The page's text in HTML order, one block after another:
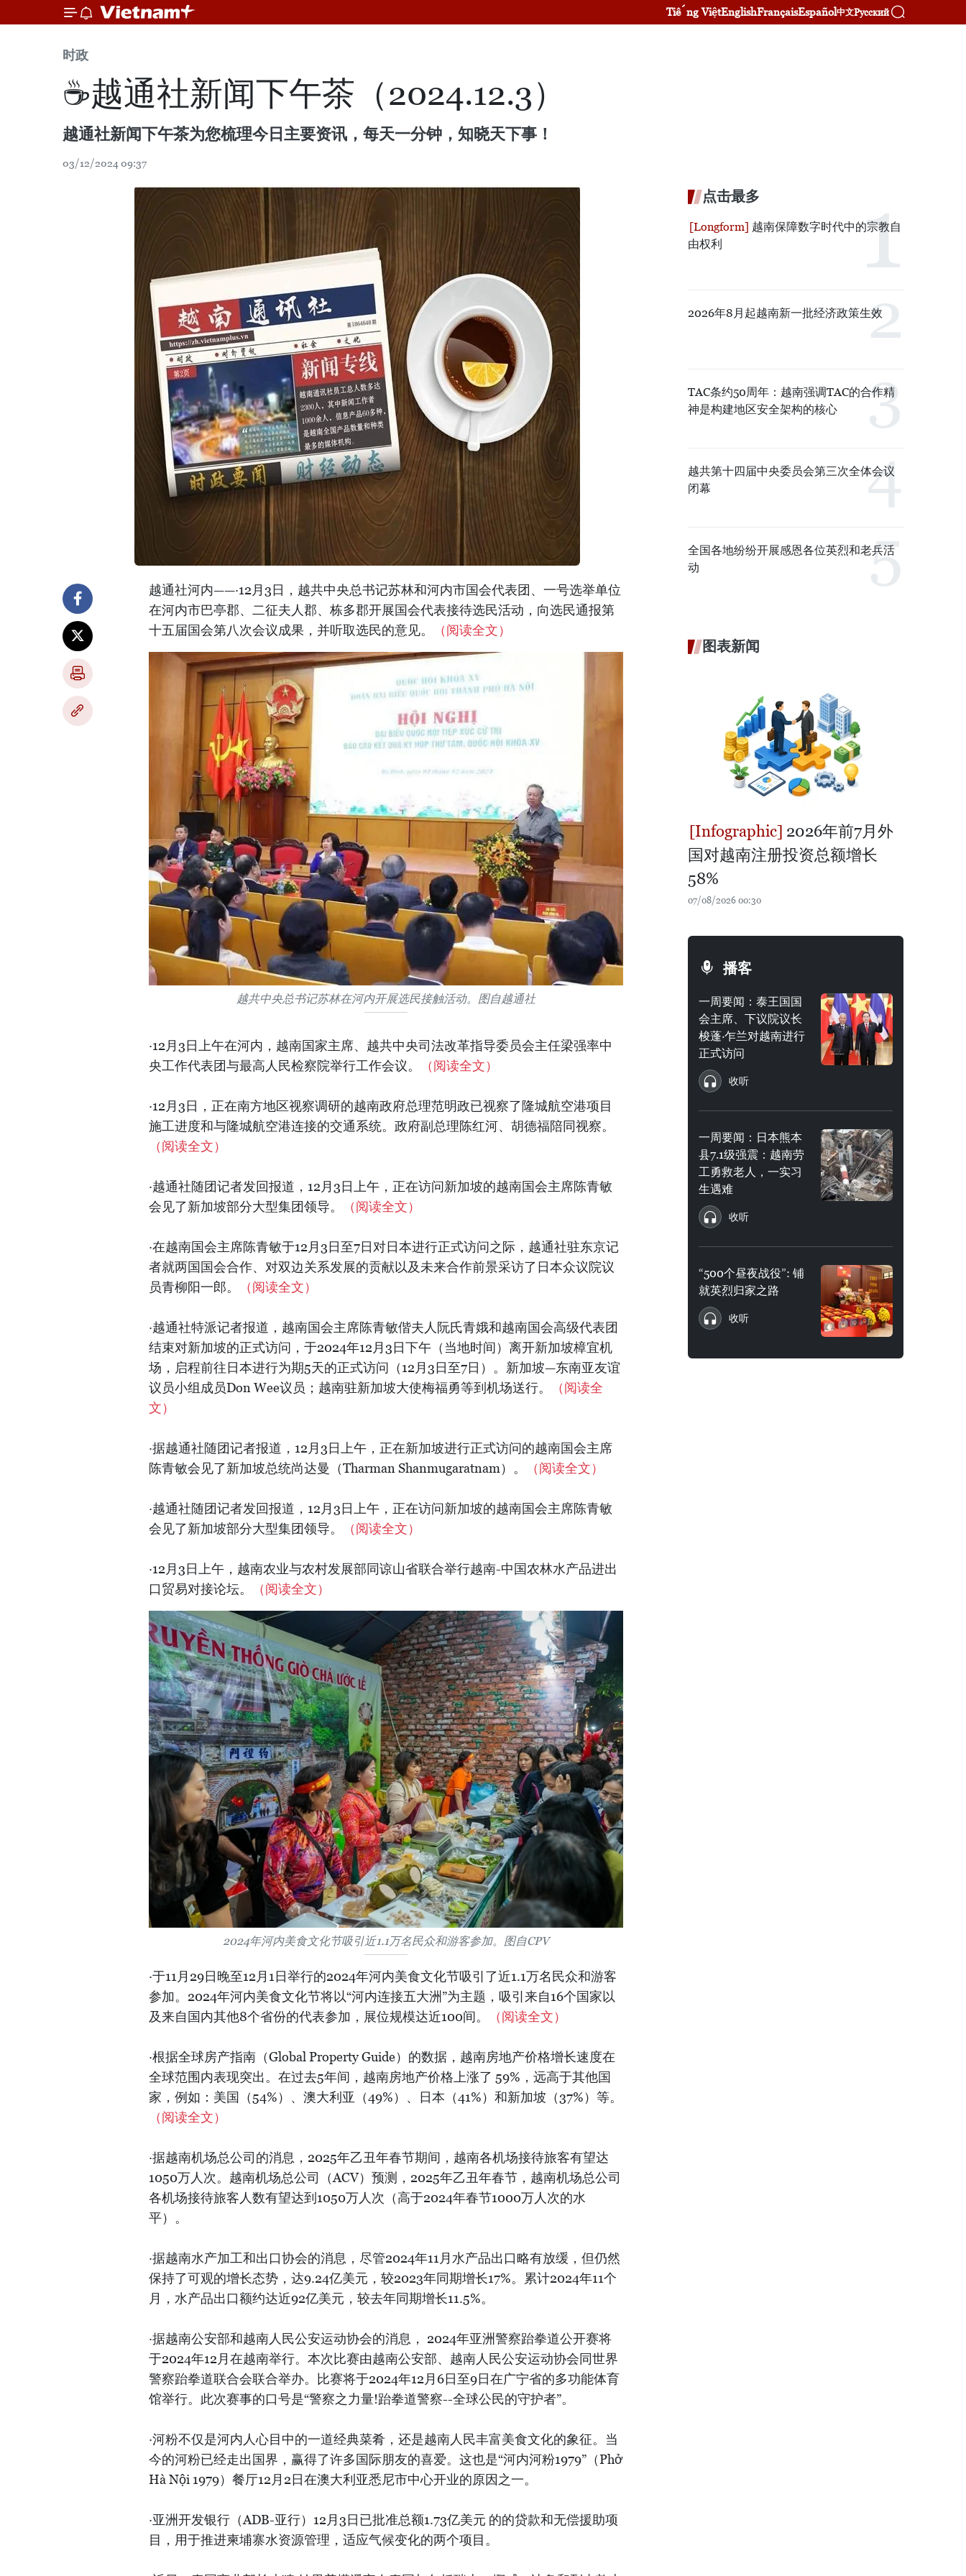
Tiếng ViệtEnglishFrançaisEspañol中文Русский
时政
☕️越通社新闻下午茶（2024.12.3）
越通社新闻下午茶为您梳理今日主要资讯，每天一分钟，知晓天下事！
03/12/2024 09:37
越通社河内——·12月3日，越共中央总书记苏林和河内市国会代表团、一号选举单位
在河内市巴亭郡、二征夫人郡、栋多郡开展国会代表接待选民活动，向选民通报第
十五届国会第八次会议成果，并听取选民的意见。
（阅读全文）
越共中央总书记苏林在河内开展选民接触活动。图自越通社
·12月3日上午在河内，越南国家主席、越共中央司法改革指导委员会主任梁强率中
央工作代表团与最高人民检察院举行工作会议。
（阅读全文）
·12月3日，正在南方地区视察调研的越南政府总理范明政已视察了隆城航空港项目
施工进度和与隆城航空港连接的交通系统。政府副总理陈红河、胡德福陪同视察。
（阅读全文）
·越通社随团记者发回报道，12月3日上午，正在访问新加坡的越南国会主席陈青敏
会见了新加坡部分大型集团领导。
（阅读全文）
·在越南国会主席陈青敏于12月3日至7日对日本进行正式访问之际，越通社驻东京记
者就两国国会合作、对双边关系发展的贡献以及未来合作前景采访了日本众议院议
员青柳阳一郎。
（阅读全文）
·越通社特派记者报道，越南国会主席陈青敏偕夫人阮氏青娥和越南国会高级代表团
结束对新加坡的正式访问，于2024年12月3日下午（当地时间）离开新加坡樟宜机
场，启程前往日本进行为期5天的正式访问（12月3日至7日）。新加坡—东南亚友谊
议员小组成员Don Wee议员；越南驻新加坡大使梅福勇等到机场送行。
（阅读全
文）
·据越通社随团记者报道，12月3日上午，正在新加坡进行正式访问的越南国会主席
陈青敏会见了新加坡总统尚达曼（Tharman Shanmugaratnam）。
（阅读全文）
·越通社随团记者发回报道，12月3日上午，正在访问新加坡的越南国会主席陈青敏
会见了新加坡部分大型集团领导。
（阅读全文）
·12月3日上午，越南农业与农村发展部同谅山省联合举行越南-中国农林水产品进出
口贸易对接论坛。
（阅读全文）
2024年河内美食文化节吸引近1.1万名民众和游客参加。图自CPV
·于11月29日晚至12月1日举行的2024年河内美食文化节吸引了近1.1万名民众和游客
参加。2024年河内美食文化节将以“河内连接五大洲”为主题，吸引来自16个国家以
及来自国内其他8个省份的代表参加，展位规模达近100间。
（阅读全文）
·根据全球房产指南（Global Property Guide）的数据，越南房地产价格增长速度在
全球范围内表现突出。在过去5年间，越南房地产价格上涨了 59%，远高于其他国
家，例如：美国（54%）、澳大利亚（49%）、日本（41%）和新加坡（37%）等。
（阅读全文）
·据越南机场总公司的消息，2025年乙丑年春节期间，越南各机场接待旅客有望达
1050万人次。越南机场总公司（ACV）预测，2025年乙丑年春节，越南机场总公司
各机场接待旅客人数有望达到1050万人次（高于2024年春节1000万人次的水
平）。
·据越南水产加工和出口协会的消息，尽管2024年11月水产品出口略有放缓，但仍然
保持了可观的增长态势，达9.24亿美元，较2023年同期增长17%。累计2024年11个
月，水产品出口额约达近92亿美元，较去年同期增长11.5%。
·据越南公安部和越南人民公安运动协会的消息， 2024年亚洲警察跆拳道公开赛将
于2024年12月在越南举行。本次比赛由越南公安部、越南人民公安运动协会同世界
警察跆拳道联合会联合举办。比赛将于2024年12月6日至9日在广宁省的多功能体育
馆举行。此次赛事的口号是“警察之力量!跆拳道警察--全球公民的守护者”。
·河粉不仅是河内人心目中的一道经典菜肴，还是越南人民丰富美食文化的象征。当
今的河粉已经走出国界，赢得了许多国际朋友的喜爱。这也是“河内河粉1979”（Phở
Hà Nội 1979）餐厅12月2日在澳大利亚悉尼市中心开业的原因之一。
·亚洲开发银行（ADB-亚行）12月3日已批准总额1.73亿美元 的的贷款和无偿援助项
目，用于推进柬埔寨水资源管理，适应气候变化的两个项目。
点击最多
越南保障数字时代中的宗教自
由权利
2026年8月起越南新一批经济政策生效
TAC条约50周年：越南强调TAC的合作精
神是构建地区安全架构的核心
越共第十四届中央委员会第三次全体会议
闭幕
全国各地纷纷开展感恩各位英烈和老兵活
动
图表新闻
2026年前7月外
国对越南注册投资总额增长
58%
07/08/2026 00:30
播客
一周要闻：泰王国国
会主席、下议院议长
梭蓬·乍兰对越南进行
正式访问
收听
一周要闻：日本熊本
县7.1级强震：越南劳
工勇救老人，一实习
生遇难
收听
“500个昼夜战役”: 铺
就英烈归家之路
收听